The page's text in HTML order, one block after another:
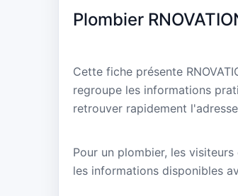
Plombier
Cette fiche présente
regroupe les informations
retrouver rapidement
Pour un plombier, les
les informations disponibles